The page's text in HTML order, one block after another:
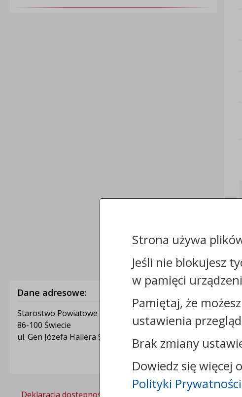
Dane adresowe:
Starostwo Powiatowe w Świeciu
86-100 Świecie
ul. Gen Józefa Hallera 9
Deklaracja dostępności Polityka prywatności
Strona używa
Jeśli nie blokujesz
w pamięci
Pamiętaj, że
ustawienia
Brak zmiany
Dowiedz się więcej
Polityki Prywatności